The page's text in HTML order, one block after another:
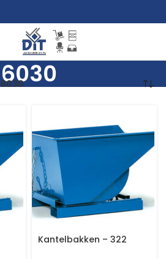
6030
6030
Kantelbakken – 322